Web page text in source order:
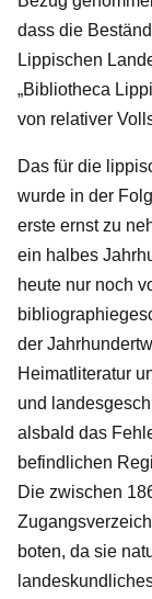
dass die
Lippischen
„Bibliotheca
von relativer
Das für die
wurde in der
erste ernst zu
ein halbes
heute nur noch
der
Heimatliteratur
und
alsbald das
befindlichen
Die zwischen
boten, da sie